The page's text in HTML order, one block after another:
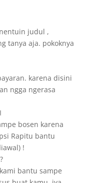
judul ,
tanya aja. pokoknya
karena disini
ngga ngerasa
bosen karena
Rapitu bantu
!
bantu sampe